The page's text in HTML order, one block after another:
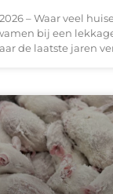
– Waar veel
bij een
de laatste jaren